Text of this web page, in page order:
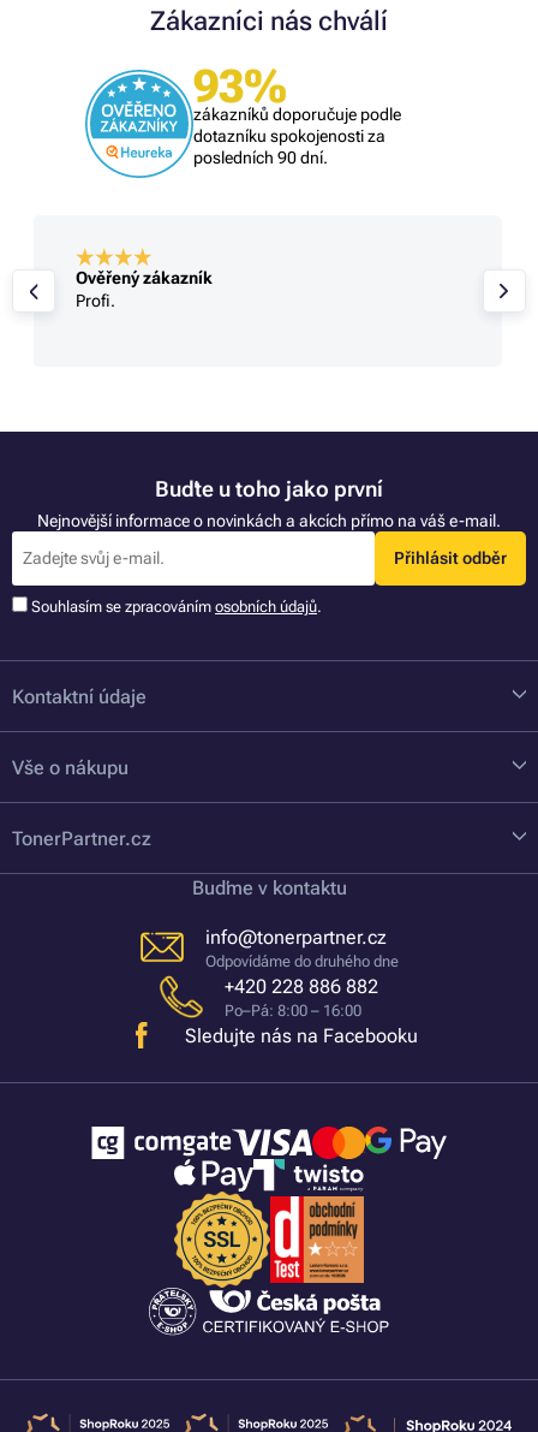
Zákazníci nás chválí
93%
zákazníků doporučuje podle
dotazníku spokojenosti za
posledních 90 dní.
Ověřený zákazník
Profi.
Buďte u toho jako první
Nejnovější informace o novinkách a akcích přímo na váš e-mail.
Přihlásit odběr
Souhlasím se zpracováním osobních údajů.
Kontaktní údaje
Vše o nákupu
TonerPartner.cz
Buďme v kontaktu
info@tonerpartner.cz
Odpovídáme do druhého dne
+420 228 886 882
Po–Pá: 8:00 – 16:00
Sledujte nás na Facebooku